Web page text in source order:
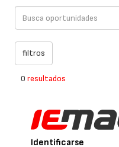
0 resultados
Identificarse